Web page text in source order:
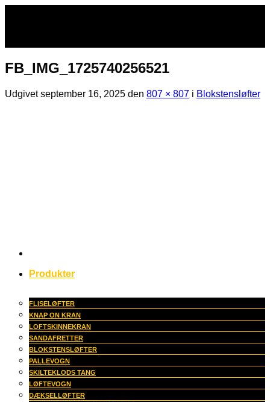
Produkter
FLISELØFTER
KNAP ON KRAN
LOFTSKINNEKRAN
SANDAFRETTER
BLOKSTENSLØFTER
PALLEVOGN
SKILTEKLODS TANG
LØFTEVOGN
DÆKSELLØFTER
FB_IMG_1725740256521
Udgivetseptember 16, 2025 den 807 × 807 i Blokstensløfter